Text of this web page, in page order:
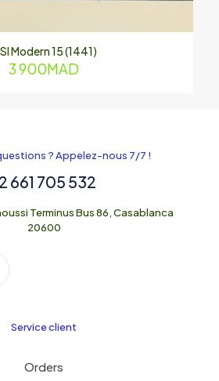
Modern 15 (1441)
3 900MAD
? Appelez-nous 7/7 !
661 705 532
Terminus Bus 86, Casablanca
20600
Service client
Orders